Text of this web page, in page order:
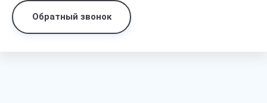
Обратный звонок